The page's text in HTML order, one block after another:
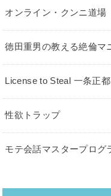
オンライン・クンニ道場
徳田重男の教える絶倫マ
License to Steal 一条正都
性欲トラップ
モテ会話マスタープログ